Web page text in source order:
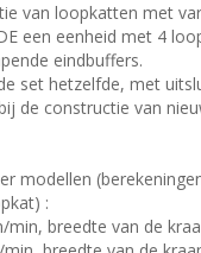
van loopkatten met
een eenheid met 4
eindbuffers.
set hetzelfde, met
de constructie van
modellen
:
breedte van de